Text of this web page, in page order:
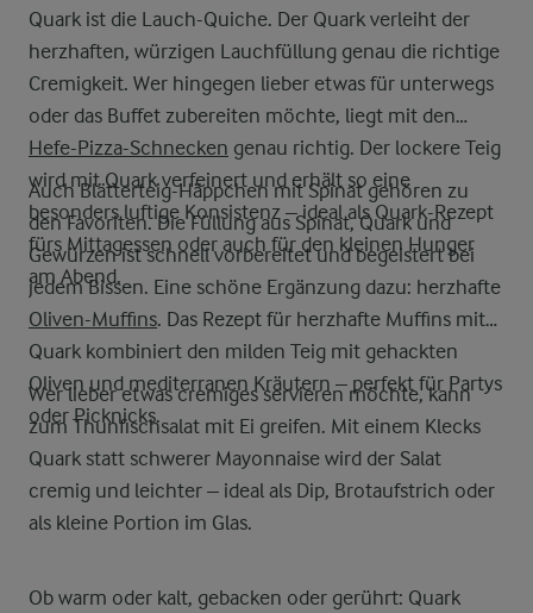
Quark ist die Lauch-Quiche. Der Quark verleiht der
herzhaften, würzigen Lauchfüllung genau die richtige
Cremigkeit. Wer hingegen lieber etwas für unterwegs
oder das Buffet zubereiten möchte, liegt mit den
Hefe-Pizza-Schnecken genau richtig. Der lockere Teig
wird mit Quark verfeinert und erhält so eine
besonders luftige Konsistenz – ideal als Quark-Rezept
fürs Mittagessen oder auch für den kleinen Hunger
am Abend.
Auch Blätterteig-Häppchen mit Spinat gehören zu
den Favoriten. Die Füllung aus Spinat, Quark und
Gewürzen ist schnell vorbereitet und begeistert bei
jedem Bissen. Eine schöne Ergänzung dazu: herzhafte
Oliven-Muffins. Das Rezept für herzhafte Muffins mit
Quark kombiniert den milden Teig mit gehackten
Oliven und mediterranen Kräutern – perfekt für Partys
oder Picknicks.
Wer lieber etwas cremiges servieren möchte, kann
zum Thunfischsalat mit Ei greifen. Mit einem Klecks
Quark statt schwerer Mayonnaise wird der Salat
cremig und leichter – ideal als Dip, Brotaufstrich oder
als kleine Portion im Glas.
Ob warm oder kalt, gebacken oder gerührt: Quark